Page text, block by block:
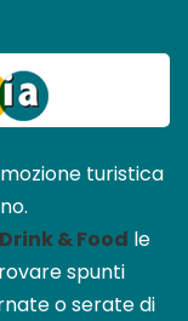
turistica
Drink & Food le
spunti
o serate di